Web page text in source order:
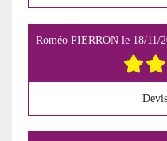
Roméo PIERRON le 18/11/